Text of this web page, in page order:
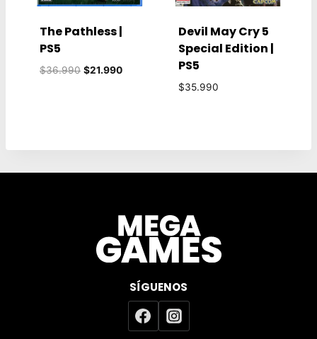
The Pathless |
PS5
$36.990 El
$21.990El
Devil May Cry 5
Special Edition |
PS5
$35.990
SÍGUENOS